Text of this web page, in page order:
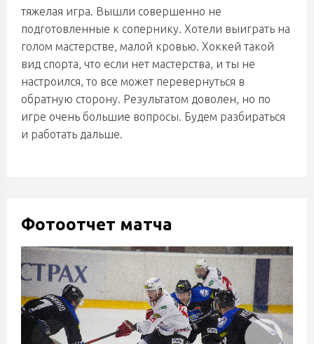
тяжелая игра. Вышли совершенно не
подготовленные к сопернику. Хотели выиграть на
голом мастерстве, малой кровью. Хоккей такой
вид спорта, что если нет мастерства, и ты не
настроился, то все может перевернуться в
обратную сторону. Результатом доволен, но по
игре очень большие вопросы. Будем разбираться
и работать дальше.
Фотоотчет матча